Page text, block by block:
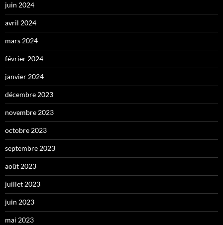
juin 2024
avril 2024
mars 2024
février 2024
janvier 2024
décembre 2023
novembre 2023
octobre 2023
septembre 2023
août 2023
juillet 2023
juin 2023
mai 2023